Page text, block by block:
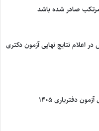
صادر شده باشد
اعلام نتایج نهایی آزمون دکتری
دفتریاری ۱۴۰۵